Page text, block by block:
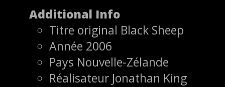
Additional Info
Titre original Black Sheep
Année 2006
Pays Nouvelle-Zélande
Réalisateur Jonathan King